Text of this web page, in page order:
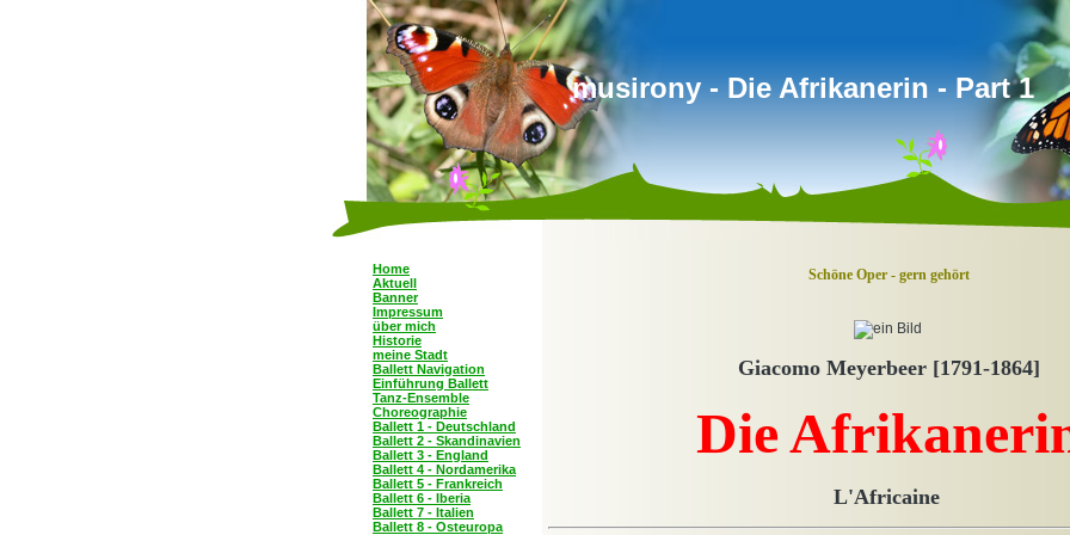
musirony - Die Afrikanerin - Part 1
Home
Aktuell
Banner
Impressum
über mich
Historie
meine Stadt
Ballett Navigation
Einführung Ballett
Tanz-Ensemble
Choreographie
Ballett 1 - Deutschland
Ballett 2 - Skandinavien
Ballett 3 - England
Ballett 4 - Nordamerika
Ballett 5 - Frankreich
Ballett 6 - Iberia
Ballett 7 - Italien
Ballett 8 - Osteuropa
Schöne Oper - gern gehört
Giacomo Meyerbeer [1791-1864]
Die
L'Africaine